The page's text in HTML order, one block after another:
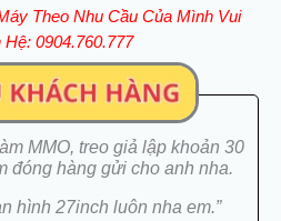
Theo Nhu Cầu Của Mình Vui
Hệ: 0904.760.777
MMO, treo giả lập khoản 30
đóng hàng gửi cho anh nha.
hình 27inch luôn nha em.”